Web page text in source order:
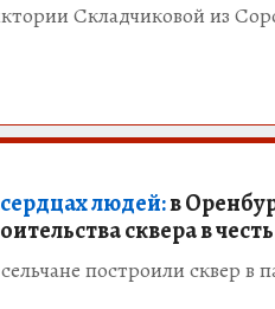
Складчиковой из
людей:в
сквера в
построили сквер в